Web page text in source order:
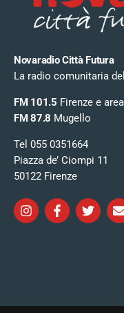
Novaradio Città Futura
La radio comunitaria
FM 101.5 Firenze e
FM 87.8 Mugello
Tel 055 0351664
Piazza de’ Ciompi 11
50122 Firenze